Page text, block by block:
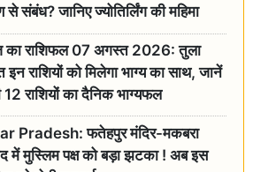
से संबंध? जानिए ज्योतिर्लिंग की महिमा
राशिफल 07 अगस्त 2026: तुला
इन राशियों को मिलेगा भाग्य का साथ, जानें
12 राशियों का दैनिक भाग्यफल
Pradesh: फतेहपुर मंदिर-मकबरा
में मुस्लिम पक्ष को बड़ा झटका ! अब इस